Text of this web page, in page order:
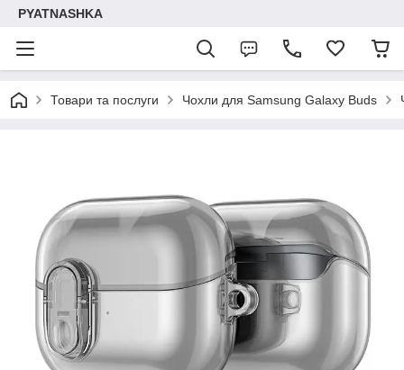
PYATNASHKA
Товари та послуги Чохли для Samsung Galaxy Buds